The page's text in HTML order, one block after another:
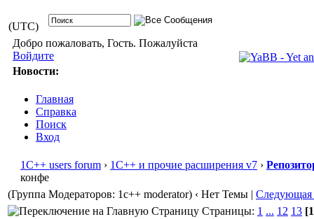
(UTC)
Добро пожаловать, Гость. Пожалуйста
Войдите
Новости:
Главная
Справка
Поиск
Вход
1С++ users forum › 1С++ и прочие расширения v7 ›
конфе
(Группа Модераторов: 1c++ moderator) ‹ Нет Темы | Следующая
Страницы: 1 ... 12 13